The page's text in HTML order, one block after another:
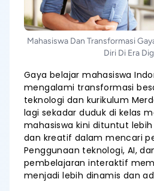
Mahasiswa Dan Transformasi
Diri Di Era
Gaya belajar mahasiswa
mengalami transformasi
teknologi dan kurikulum
lagi sekadar duduk di kelas
mahasiswa kini dituntut
dan kreatif dalam mencari
Penggunaan teknologi, AI,
pembelajaran interaktif
menjadi lebih dinamis dan